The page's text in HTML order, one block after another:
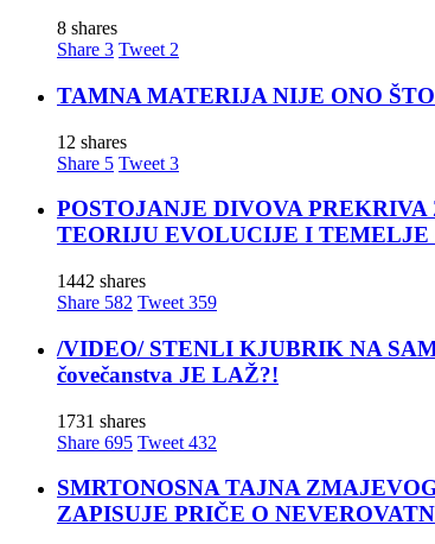
8 shares
Share 3 Tweet 2
TAMNA MATERIJA NIJE ONO ŠTO
12 shares
Share 5 Tweet 3
POSTOJANJE DIVOVA PREKRIVA
TEORIJU EVOLUCIJE I TEMELJE
1442 shares
Share 582 Tweet 359
/VIDEO/ STENLI KJUBRIK NA
čovečanstva JE LAŽ?!
1731 shares
Share 695 Tweet 432
SMRTONOSNA TAJNA
ZAPISUJE PRIČE O